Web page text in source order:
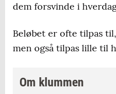
dem forsvinde i
Beløbet er ofte tilpas
men også tilpas lille til
Om klummen